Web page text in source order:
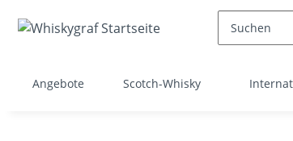
Angebote Scotch-Whisky